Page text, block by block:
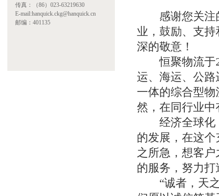
传真：（86）023-63219630
E-mail:hanquick.ckg@hanquick.cn
邮编：401135
感谢您关注的
业，鼓励、支
深的敬意！
恒聚物流于
运、海运、公
一体的综合型
然，在同行业
经济全球化，
的发展，在这
之所急，想客
的服务，努力
“诚者，天之